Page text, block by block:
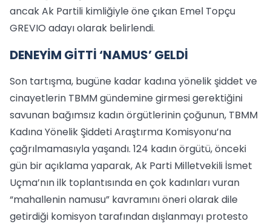
ancak Ak Partili kimliğiyle öne çıkan Emel Topçu
GREVIO adayı olarak belirlendi.
DENEYİM GİTTİ ‘NAMUS’ GELDİ
Son tartışma, bugüne kadar kadına yönelik şiddet ve
cinayetlerin TBMM gündemine girmesi gerektiğini
savunan bağımsız kadın örgütlerinin çoğunun, TBMM
Kadına Yönelik Şiddeti Araştırma Komisyonu’na
çağrılmamasıyla yaşandı. 124 kadın örgütü, önceki
gün bir açıklama yaparak, Ak Parti Milletvekili İsmet
Uçma’nın ilk toplantısında en çok kadınları vuran
“mahallenin namusu” kavramını öneri olarak dile
getirdiği komisyon tarafından dışlanmayı protesto